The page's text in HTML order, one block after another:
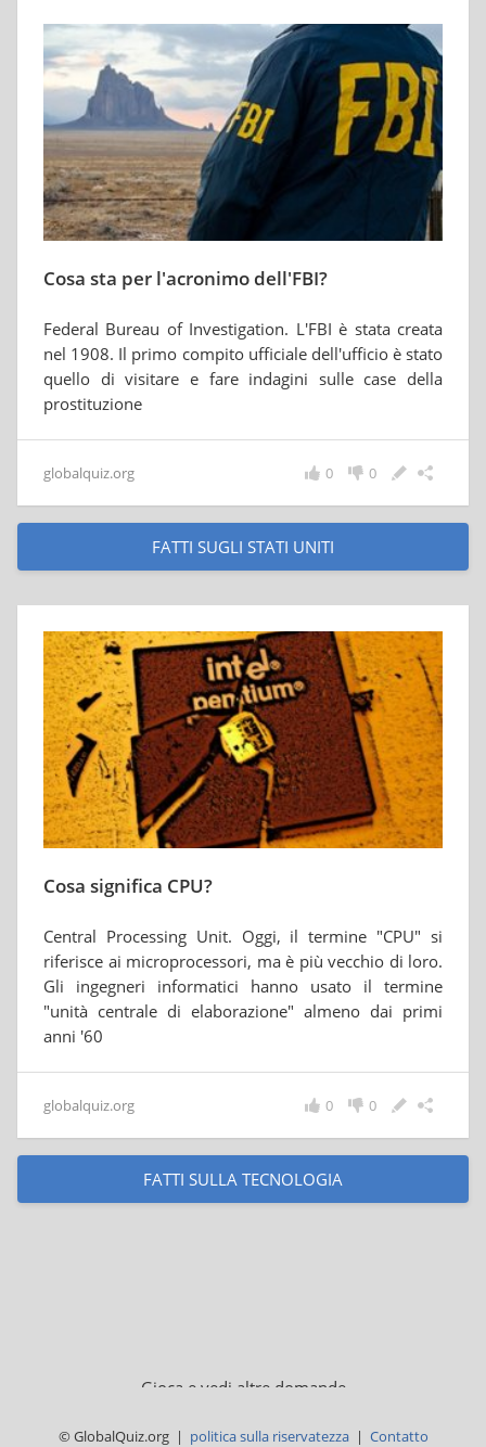
Cosa sta per l'acronimo dell'FBI?
Federal Bureau of Investigation. L'FBI è stata creata
nel 1908. Il primo compito ufficiale dell'ufficio è stato
quello di visitare e fare indagini sulle case della
prostituzione
globalquiz.org 0
0
FATTI SUGLI STATI UNITI
Cosa significa CPU?
Central Processing Unit. Oggi, il termine "CPU" si
riferisce ai microprocessori, ma è più vecchio di loro.
Gli ingegneri informatici hanno usato il termine
"unità centrale di elaborazione" almeno dai primi
anni '60
globalquiz.org 0
0
FATTI SULLA TECNOLOGIA
Gioca e vedi altre domande
QUIZ SUGLI STATI UNITI
© GlobalQuiz.org | politica sulla riservatezza| Contatto